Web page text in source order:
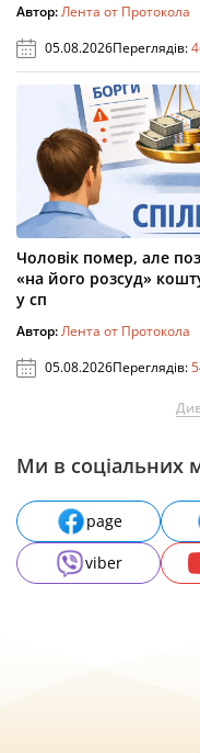
Автор:Лента от Протокола
05.08.2026Переглядів:
Чоловік помер, але
«на його розсуд»
у сп
Автор:Лента от Протокола
05.08.2026Переглядів:
Ми в соціальних
page
viber